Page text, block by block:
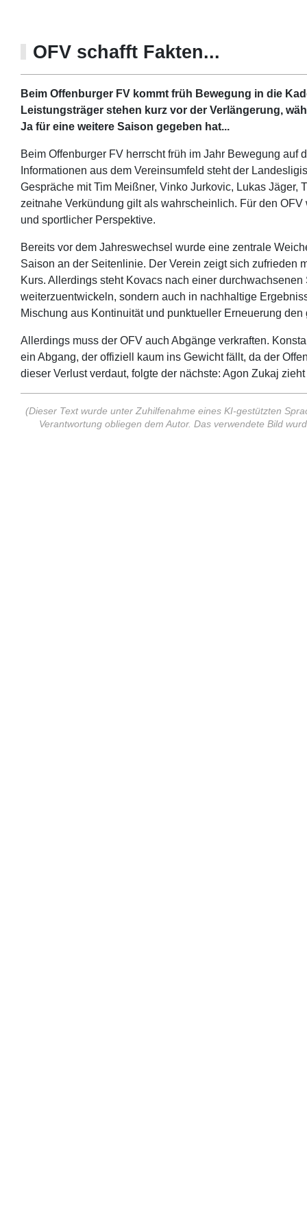
OFV schafft Fakten...
Beim Offenburger FV kommt früh Bewegung in die
Leistungsträger stehen kurz vor der Verlängerung,
Ja für eine weitere Saison gegeben hat...
Beim Offenburger FV herrscht früh im Jahr Bewegung
Informationen aus dem Vereinsumfeld steht der
Gespräche mit Tim Meißner, Vinko Jurkovic, Lukas
zeitnahe Verkündung gilt als wahrscheinlich. Für den
und sportlicher Perspektive.
Bereits vor dem Jahreswechsel wurde eine zentrale
Saison an der Seitenlinie. Der Verein zeigt sich zufrieden
Kurs. Allerdings steht Kovacs nach einer
weiterzuentwickeln, sondern auch in nachhaltige
Mischung aus Kontinuität und punktueller Erneuerung
Allerdings muss der OFV auch Abgänge verkraften.
ein Abgang, der offiziell kaum ins Gewicht fällt, da der
dieser Verlust verdaut, folgte der nächste: Agon Zukaj
(Dieser Text wurde unter Zuhilfenahme eines KI-gestützten
Verantwortung obliegen dem Autor. Das verwendete Bild